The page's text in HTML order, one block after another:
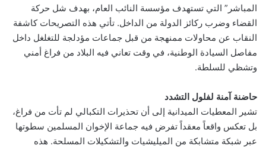
المباشر” التي تستهدف مؤسسة النائب العام، بهدف شل حركة
القضاء وضرب ركائز الدولة من الداخل. تأتي هذه التصريحات كاشفة
النقاب عن محاولات ممنهجة من قبل جماعات مؤدلجة للتغلغل داخل
مفاصل السيادة الوطنية، في وقت تعاني فيه البلاد من فراغ أمني
وتشظي للسلطة.
حاضنة آمنة لفلول التشدد
تشير المعطيات الميدانية إلى أن تحذيرات التكبالي لم تأت من فراغ،
بل تعكس واقعاً معقداً تفرض فيه جماعة الإخوان المسلمين سطوتها
عبر شبكة متشابكة من الميليشيات والتشكيلات المسلحة. هذه